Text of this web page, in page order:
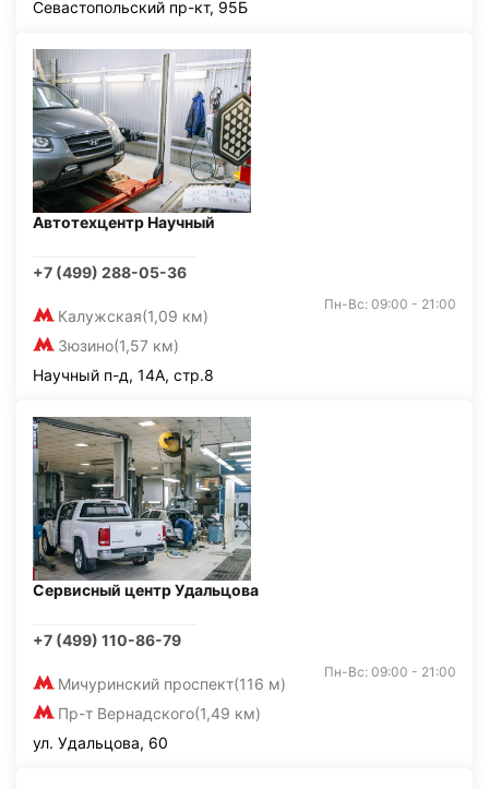
Севастопольский пр-кт, 95Б
Автотехцентр Научный
+7 (499) 288-05-36
Калужская(1,09 км)
Зюзино(1,57 км)
Пн-Вс: 09:00 - 21:00
Научный п-д, 14А, стр.8
Сервисный центр Удальцова
+7 (499) 110-86-79
Мичуринский проспект(116 м)
Пр-т Вернадского(1,49 км)
Пн-Вс: 09:00 - 21:00
ул. Удальцова, 60